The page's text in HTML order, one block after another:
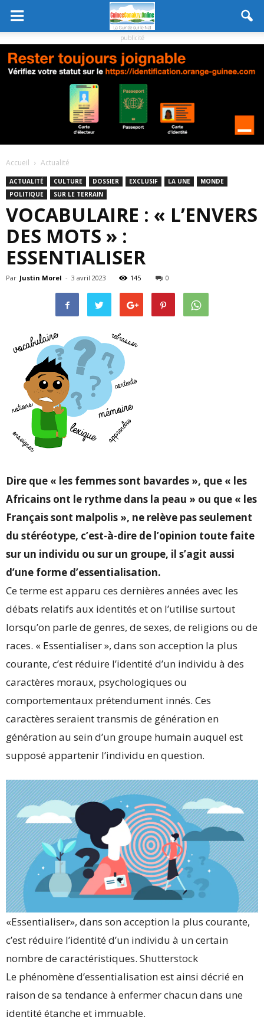
publicité
Accueil Actualité
ACTUALITÉ CULTURE DOSSIER EXCLUSIF LA UNE
MONDE
POLITIQUE
SUR LE TERRAIN
VOCABULAIRE : « L’ENVERS
DES MOTS » :
ESSENTIALISER
Par Justin Morel - 3 avril 2023 145 0
Dire que « les femmes sont bavardes », que « les
Africains ont le rythme dans la peau » ou que « les
Français sont malpolis », ne relève pas seulement
du stéréotype, c’est-à-dire de l’opinion toute faite
sur un individu ou sur un groupe, il s’agit aussi
d’une forme d’essentialisation.
Ce terme est apparu ces dernières années avec les
débats relatifs aux identités et on l’utilise surtout
lorsqu’on parle de genres, de sexes, de religions ou de
races. « Essentialiser », dans son acception la plus
courante, c’est réduire l’identité d’un individu à des
caractères moraux, psychologiques ou
comportementaux prétendument innés. Ces
caractères seraient transmis de génération en
génération au sein d’un groupe humain auquel est
supposé appartenir l’individu en question.
«Essentialiser», dans son acception la plus courante,
c’est réduire l’identité d’un individu à un certain
nombre de caractéristiques. Shutterstock
Le phénomène d’essentialisation est ainsi décrié en
raison de sa tendance à enfermer chacun dans une
identité étanche et immuable.